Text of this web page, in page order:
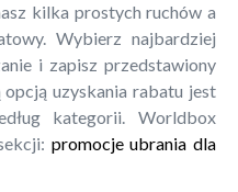
kilka prostych ruchów a
Wybierz najbardziej
i zapisz przedstawiony
uzyskania rabatu jest
kategorii. Worldbox
promocje ubrania dla